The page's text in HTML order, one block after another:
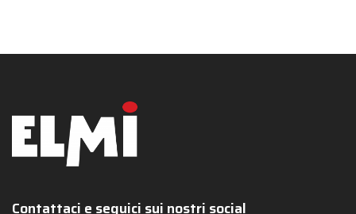
Contattaci e seguici sui nostri social